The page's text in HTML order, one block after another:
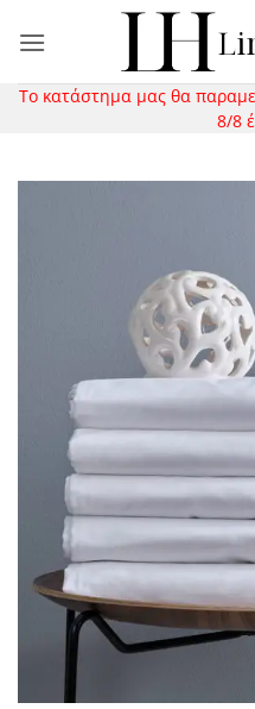
στο
Το κατάστημα μας θα
8/8